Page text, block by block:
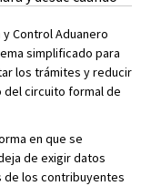
Control Aduanero
simplificado para
los trámites y reducir
del circuito formal de
en que se
de exigir datos
de los contribuyentes